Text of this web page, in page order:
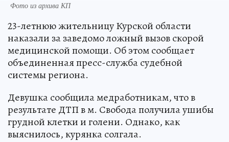
Фото из архива КП
23-летнюю жительницу Курской области
наказали за заведомо ложный вызов скорой
медицинской помощи. Об этом сообщает
объединенная пресс-служба судебной
системы региона.
Девушка сообщила медработникам, что в
результате ДТП в м. Свобода получила ушибы
грудной клетки и голени. Однако, как
выяснилось, курянка солгала.